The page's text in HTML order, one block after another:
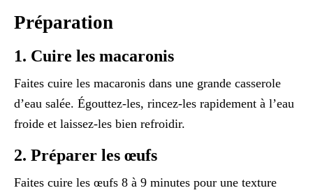
Préparation
1. Cuire les macaronis
Faites cuire les macaronis dans une grande casserole
d’eau salée. Égouttez-les, rincez-les rapidement à l’eau
froide et laissez-les bien refroidir.
2. Préparer les œufs
Faites cuire les œufs 8 à 9 minutes pour une texture